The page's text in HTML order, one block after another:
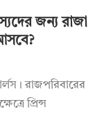
জন্য রাজা
রাজপরিবারের
প্রিন্স